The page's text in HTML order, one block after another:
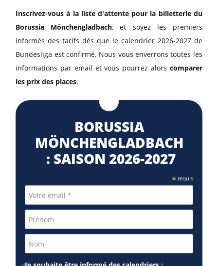
Inscrivez-vous à la liste d'attente pour la billetterie du
Borussia Mönchengladbach, et soyez les premiers
informés des tarifs dès que le calendrier 2026-2027 de
Bundesliga est confirmé. Nous vous enverrons toutes les
informations par email et vous pourrez alors comparer
les prix des places.
BORUSSIA
MÖNCHENGLADBACH
: SAISON 2026⁠-2027
*requis